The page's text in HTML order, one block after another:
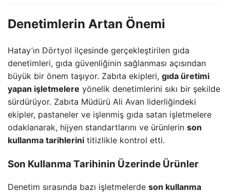
Denetimlerin Artan Önemi
Hatay’ın Dörtyol ilçesinde gerçekleştirilen gıda
denetimleri, gıda güvenliğinin sağlanması açısından
büyük bir önem taşıyor. Zabıta ekipleri, gıda üretimi
yapan işletmelere yönelik denetimlerini sıkı bir şekilde
sürdürüyor. Zabıta Müdürü Ali Avan liderliğindeki
ekipler, pastaneler ve işlenmiş gıda satan işletmelere
odaklanarak, hijyen standartlarını ve ürünlerin son
kullanma tarihlerini titizlikle kontrol etti.
Son Kullanma Tarihinin Üzerinde Ürünler
Denetim sırasında bazı işletmelerde son kullanma